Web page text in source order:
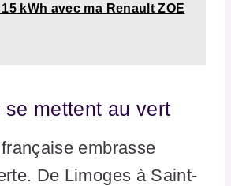
kWh avec ma Renault ZOE
se mettent au vert
embrasse
De Limoges à Saint-